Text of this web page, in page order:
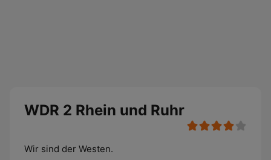
WDR 2 Rhein und Ruhr
Wir sind der Westen.